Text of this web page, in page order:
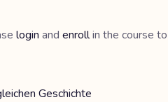
login and enrollin the course to
Geschichte